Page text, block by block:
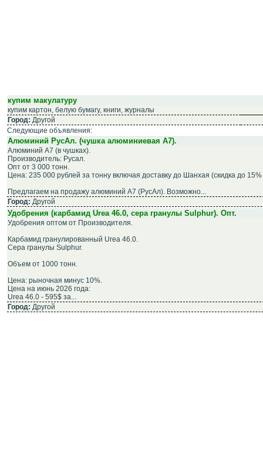
купим макулатуру
купим картон, белую бумагу, книги, журналы
Город: Другой
Следующие объявления:
Алюминий РусАл. (чушка алюминиевая А7).
Алюминий А7 (в чушках).
Производитель: Русал.
Опт от 3 000 тонн.
Цена: 235 000 рублей за тонну включая доставку до Шанхая (скидка до
Предлагаем на продажу алюминий А7 (РусАл). Возможно...
Город: Другой
Удобрения (карбамид Urea 46.0, сера гранулы Sulphur). Опт.
Удобрения оптом от Производителя.
Карбамид гранулированный Urea 46.0.
Сера гранулы Sulphur.
Объем от 1000 тонн.
Цена: рыночная минус 10%.
Цена на июнь 2026 года:
Urea 46.0 - 595$ за...
Город: Другой